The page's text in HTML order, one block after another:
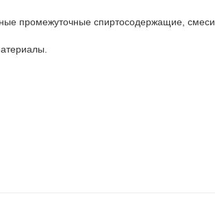
промежуточные спиртосодержащие, смеси